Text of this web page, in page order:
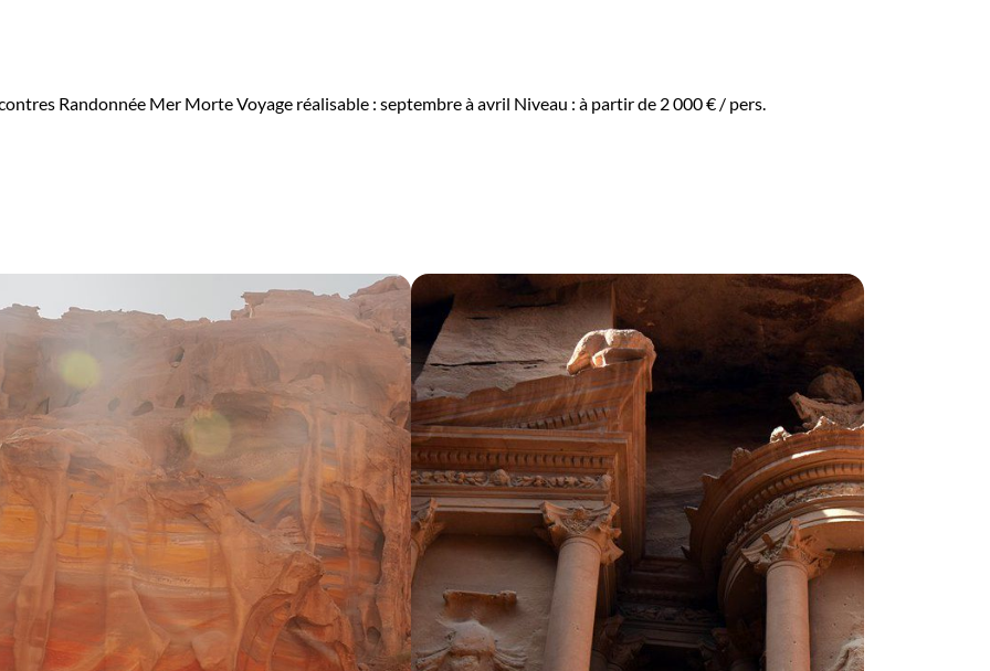
Randonnée Mer MorteVoyage réalisable : septembre à avril Niveau : à partir de 2 000 € / pers.